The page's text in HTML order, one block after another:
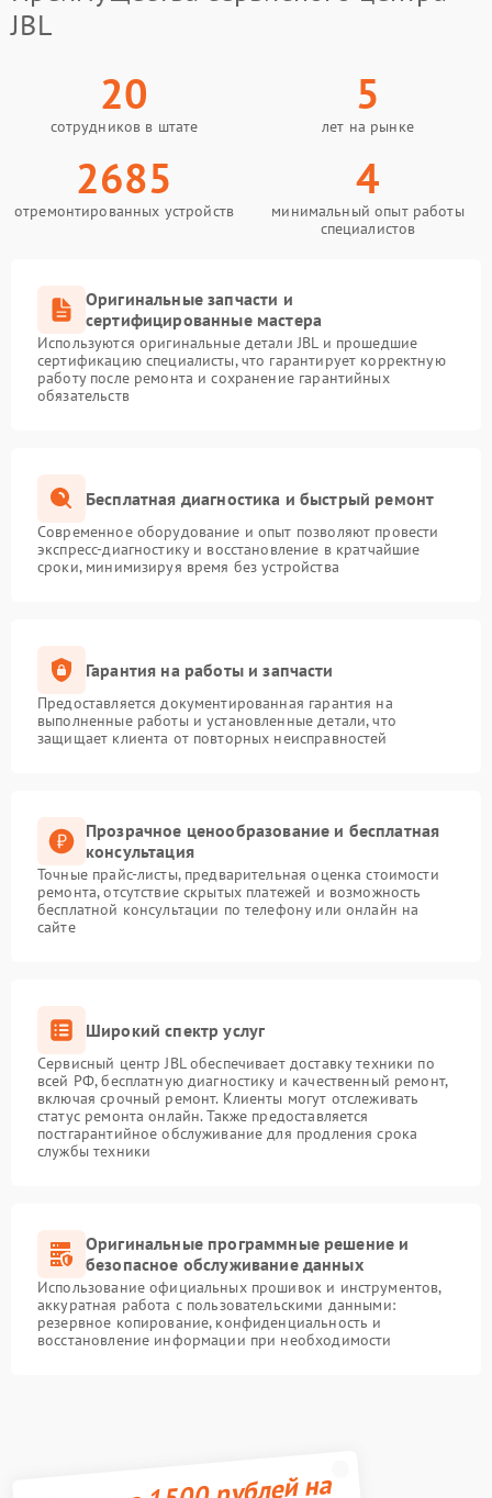
JBL
20
сотрудников в штате
5
лет на рынке
2685
отремонтированных устройств
4
минимальный опыт работы
специалистов
Оригинальные запчасти и
сертифицированные мастера
Используются оригинальные детали JBL и прошедшие
сертификацию специалисты, что гарантирует корректную
работу после ремонта и сохранение гарантийных
обязательств
Бесплатная диагностика и быстрый ремонт
Современное оборудование и опыт позволяют провести
экспресс-диагностику и восстановление в кратчайшие
сроки, минимизируя время без устройства
Гарантия на работы и запчасти
Предоставляется документированная гарантия на
выполненные работы и установленные детали, что
защищает клиента от повторных неисправностей
Прозрачное ценообразование и бесплатная
консультация
Точные прайс-листы, предварительная оценка стоимости
ремонта, отсутствие скрытых платежей и возможность
бесплатной консультации по телефону или онлайн на
сайте
Широкий спектр услуг
Сервисный центр JBL обеспечивает доставку техники по
всей РФ, бесплатную диагностику и качественный ремонт,
включая срочный ремонт. Клиенты могут отслеживать
статус ремонта онлайн. Также предоставляется
постгарантийное обслуживание для продления срока
службы техники
Оригинальные программные решение и
безопасное обслуживание данных
Использование официальных прошивок и инструментов,
аккуратная работа с пользовательскими данными:
резервное копирование, конфиденциальность и
восстановление информации при необходимости